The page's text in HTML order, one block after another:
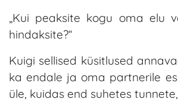
„Kui peaksite kogu oma elu
hindaksite?“
Kuigi sellised küsitlused
ka endale ja oma partnerile
üle, kuidas end suhetes